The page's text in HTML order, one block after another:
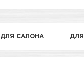
ДЛЯ САЛОНА